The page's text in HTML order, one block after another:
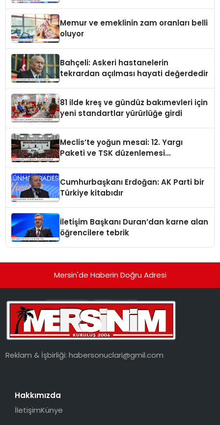
Memur ve emeklinin zam oranları belli
oluyor
Bahçeli: Askeri hastanelerin
tekrardan açılması hayati değerdedir
81 ilde kreş ve gündüz bakımevleri için
yeni standartlar yürürlüğe girdi
Meclis’te yoğun mesai: 12. Yargı
Paketi ve TSK düzenlemesi
Cumhurbaşkanı Erdoğan: AK Parti bir
Türkiye kitabıdır
İletişim Başkanı Duran’dan karne alan
öğrencilere tebrik
Mersin'de Haberin Doğru Adresi
Reklam & İşbirliği:habersonuclari@gmil.com
Hakkımızda
İletişimKünye